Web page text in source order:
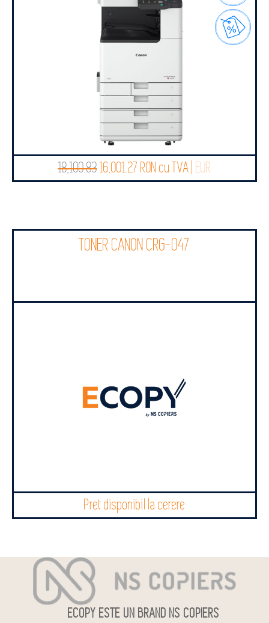
18,100.8316,001.27 RON cu TVA | EUR
TONER CANON CRG-047
Pret disponibil la cerere
ECOPY ESTE UN BRAND NS COPIERS